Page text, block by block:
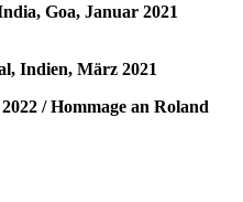
Goa, Januar 2021
Indien, März 2021
/ Hommage an Roland